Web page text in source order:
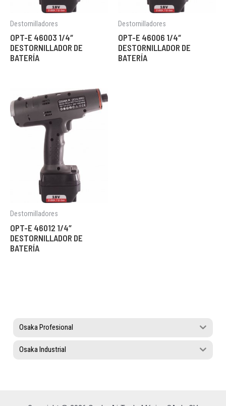
Destornilladores
OPT-E 46003 1/4″
DESTORNILLADOR DE
BATERÍA
Destornilladores
OPT-E 46006 1/4″
DESTORNILLADOR DE
BATERÍA
Destornilladores
OPT-E 46012 1/4″
DESTORNILLADOR DE
BATERÍA
Osaka Profesional
Osaka Industrial